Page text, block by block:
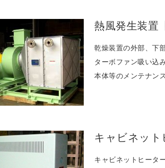
熱風発生装置
乾燥装置の外部、下
ターボファン吸い込
本体等のメンテナン
キャビネット
キャビネットヒータ